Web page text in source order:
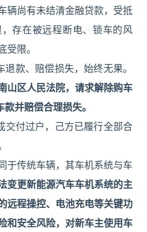
辆尚有未结清金融贷款，受抵
存在被远程断电、锁车的风
受限。
款、赔偿损失，始终无果。
山区人民法院，请求解除购车
并赔偿合理损失。
交付过户，己方已履行全部合
于传统车辆，其车机系统与车
变更新能源汽车车机系统的主
远程操控、电池充电等关键功
和安全风险，对新车主使用车